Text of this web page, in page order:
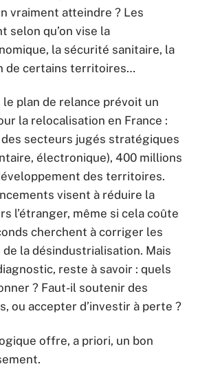
vraiment atteindre ? Les
selon qu’on vise la
la sécurité sanitaire, la
de certains territoires…
le plan de relance prévoit un
la relocalisation en France :
secteurs jugés stratégiques
électronique), 400 millions
des territoires.
visent à réduire la
l’étranger, même si cela coûte
cherchent à corriger les
la désindustrialisation. Mais
reste à savoir : quels
? Faut-il soutenir des
ou accepter d’investir à perte ?
offre, a priori, un bon